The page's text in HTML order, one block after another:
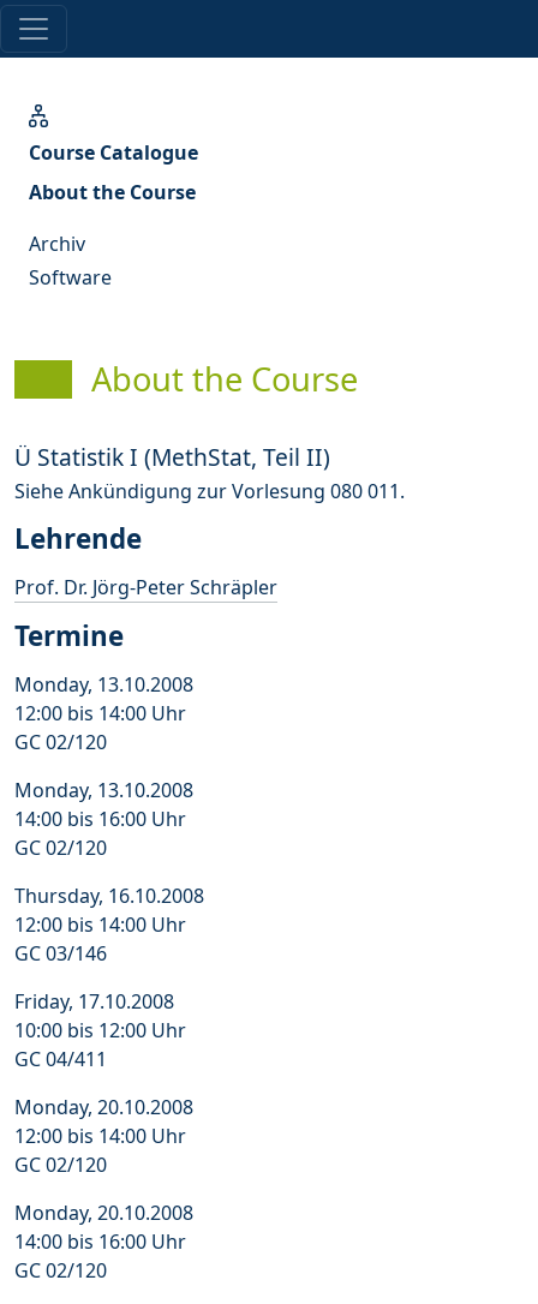
Course Catalogue
About the Course
Archiv
Software
About the Course
Ü Statistik I (MethStat, Teil II)
Siehe Ankündigung zur Vorlesung 080 011.
Lehrende
Prof. Dr. Jörg-Peter Schräpler
Termine
Monday, 13.10.2008
12:00 bis 14:00 Uhr
GC 02/120
Monday, 13.10.2008
14:00 bis 16:00 Uhr
GC 02/120
Thursday, 16.10.2008
12:00 bis 14:00 Uhr
GC 03/146
Friday, 17.10.2008
10:00 bis 12:00 Uhr
GC 04/411
Monday, 20.10.2008
12:00 bis 14:00 Uhr
GC 02/120
Monday, 20.10.2008
14:00 bis 16:00 Uhr
GC 02/120